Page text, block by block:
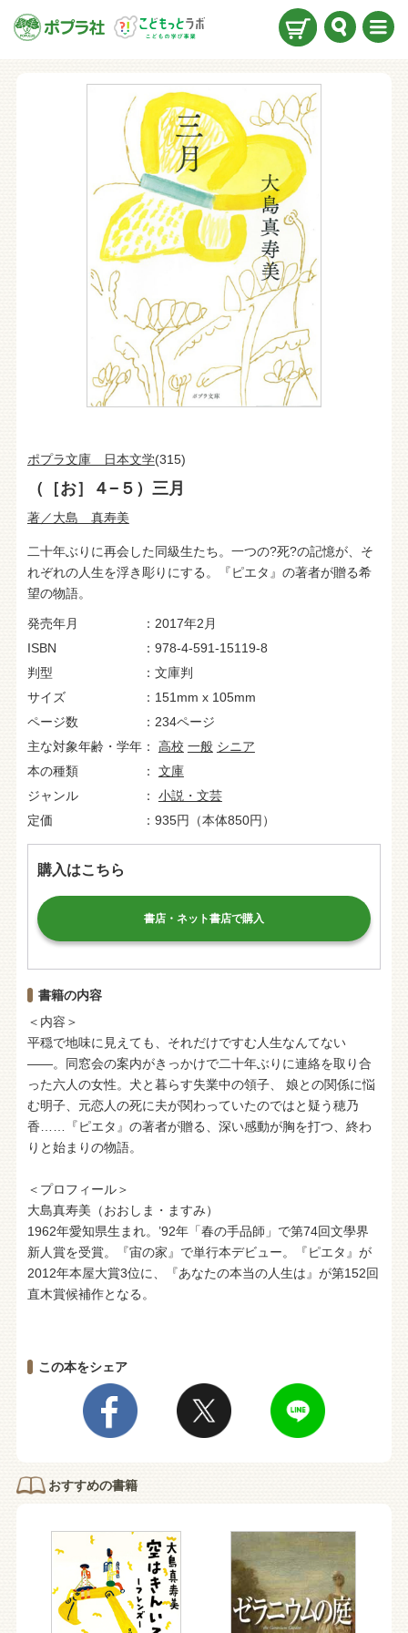
ポプラ文庫 日本文学(315)
（［お］４−５）三月
著／大島 真寿美
二十年ぶりに再会した同級生たち。一つの?死?の記憶が、そ
れぞれの人生を浮き彫りにする。『ピエタ』の著者が贈る希
望の物語。
発売年月
2017年2月
ISBN
978-4-591-15119-8
判型
文庫判
サイズ
151mm x 105mm
ページ数
234ページ
主な対象年齢・学年
高校 一般 シニア
本の種類
文庫
ジャンル
小説・文芸
定価
935円（本体850円）
購入はこちら
書店・ネット書店で購入
書籍の内容
＜内容＞
平穏で地味に見えても、それだけですむ人生なんてない
――。同窓会の案内がきっかけで二十年ぶりに連絡を取り合
った六人の女性。犬と暮らす失業中の領子、 娘との関係に悩
む明子、元恋人の死に夫が関わっていたのではと疑う穂乃
香……『ピエタ』の著者が贈る、深い感動が胸を打つ、終わ
りと始まりの物語。
＜プロフィール＞
大島真寿美（おおしま・ますみ）
1962年愛知県生まれ。’92年「春の手品師」で第74回文學界
新人賞を受賞。『宙の家』で単行本デビュー。『ピエタ』が
2012年本屋大賞3位に、『あなたの本当の人生は』が第152回
直木賞候補作となる。
この本をシェア
おすすめの書籍